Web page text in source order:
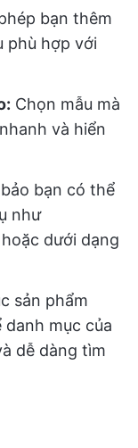
bạn thêm
phù hợp với
Chọn mẫu mà
và hiển
bạn có thể
như
dưới dạng
sản phẩm
mục của
dễ dàng tìm